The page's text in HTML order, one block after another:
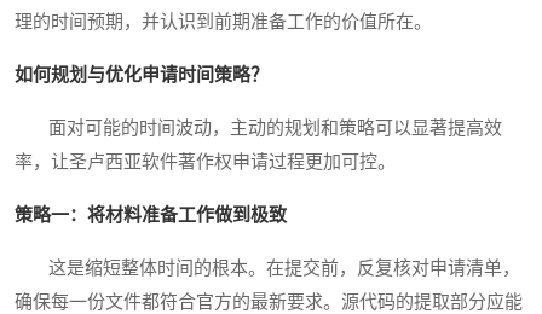
理的时间预期，并认识到前期准备工作的价值所在。
如何规划与优化申请时间策略？
面对可能的时间波动，主动的规划和策略可以显著提高效
率，让圣卢西亚软件著作权申请过程更加可控。
策略一：将材料准备工作做到极致
这是缩短整体时间的根本。在提交前，反复核对申请清单，
确保每一份文件都符合官方的最新要求。源代码的提取部分应能